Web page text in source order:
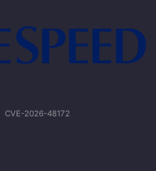
CVE-2026-48172